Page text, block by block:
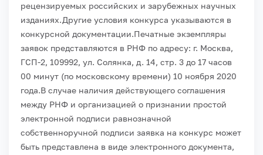
рецензируемых российских и зарубежных научных
изданиях.Другие условия конкурса указываются в
конкурсной документации.Печатные экземпляры
заявок представляются в РНФ по адресу: г. Москва,
ГСП-2, 109992, ул. Солянка, д. 14, стр. 3 до 17 часов
00 минут (по московскому времени) 10 ноября 2020
года.В случае наличия действующего соглашения
между РНФ и организацией о признании простой
электронной подписи равнозначной
собственноручной подписи заявка на конкурс может
быть представлена в виде электронного документа,